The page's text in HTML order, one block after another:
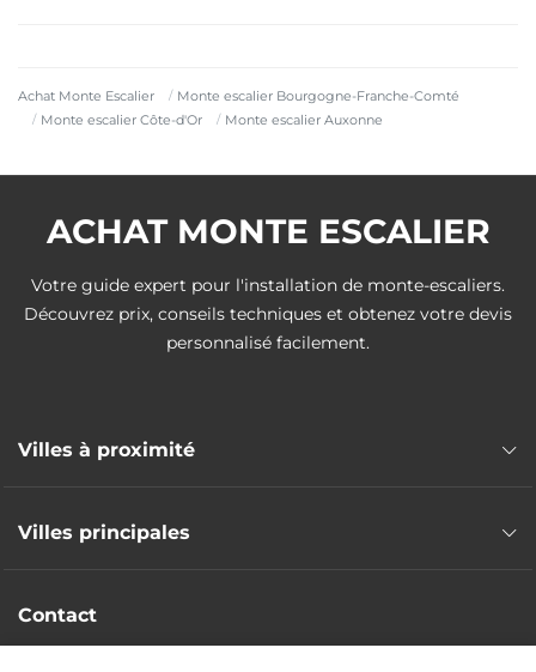
Achat Monte Escalier
Monte escalier Bourgogne-Franche-Comté
Monte escalier Côte-d'Or
Monte escalier Auxonne
ACHAT MONTE ESCALIER
Votre guide expert pour l'installation de monte-escaliers.
Découvrez prix, conseils techniques et obtenez votre devis
personnalisé facilement.
Villes à proximité
Monte escalier Fénay
Villes principales
Monte escalier Talant
Monte escalier Ahuy
Contact